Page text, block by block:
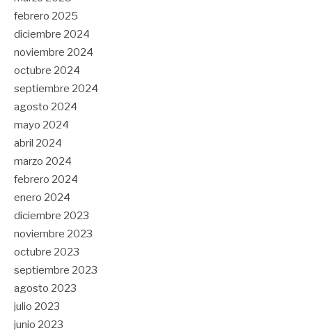
febrero 2025
diciembre 2024
noviembre 2024
octubre 2024
septiembre 2024
agosto 2024
mayo 2024
abril 2024
marzo 2024
febrero 2024
enero 2024
diciembre 2023
noviembre 2023
octubre 2023
septiembre 2023
agosto 2023
julio 2023
junio 2023